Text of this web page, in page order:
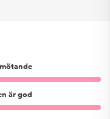
är god